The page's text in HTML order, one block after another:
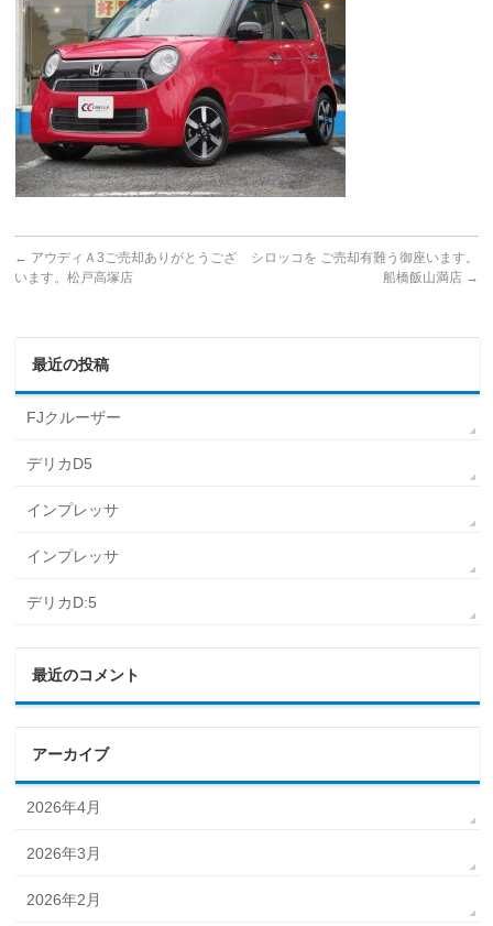
← アウディＡ3ご売却ありがとうござ
います。松戸高塚店
シロッコを ご売却有難う御座います。
船橋飯山満店 →
最近の投稿
FJクルーザー
デリカD5
インプレッサ
インプレッサ
デリカD:5
最近のコメント
アーカイブ
2026年4月
2026年3月
2026年2月